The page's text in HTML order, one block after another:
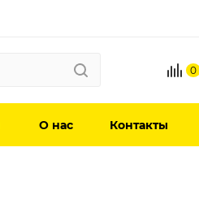
0
О нас Контакты